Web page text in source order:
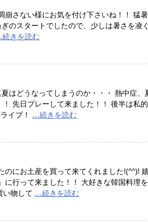
崩さない様にお気を付け下さいね！！ 猛
のスタートでしたので、少しは暑さを凌
きを読む
はどうなってしまうのか・・・ 熱中症、
先日プレーして来ました！！ 後半は私
イブ！
…続きを読む
のにお土産を買って来てくれました!(^^)!
に行って来ました！！ 大好きな韓国料理
い物して …続きを読む